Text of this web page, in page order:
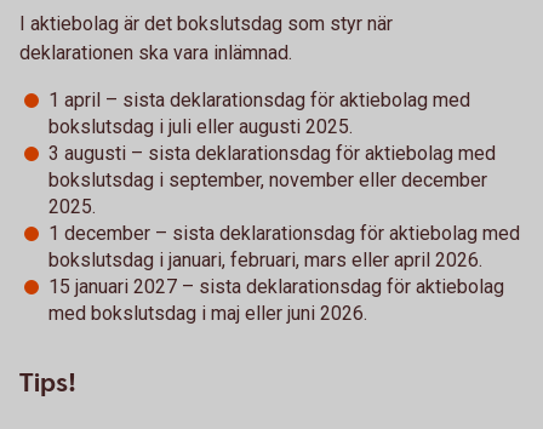
I aktiebolag är det bokslutsdag som styr när
deklarationen ska vara inlämnad.
1 april – sista deklarationsdag för aktiebolag med
bokslutsdag i juli eller augusti 2025.
3 augusti – sista deklarationsdag för aktiebolag med
bokslutsdag i september, november eller december
2025.
1 december – sista deklarationsdag för aktiebolag med
bokslutsdag i januari, februari, mars eller april 2026.
15 januari 2027 – sista deklarationsdag för aktiebolag
med bokslutsdag i maj eller juni 2026.
Tips!